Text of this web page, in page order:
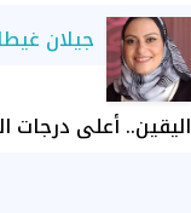
جيلان
اليقين.. أعلى درجات